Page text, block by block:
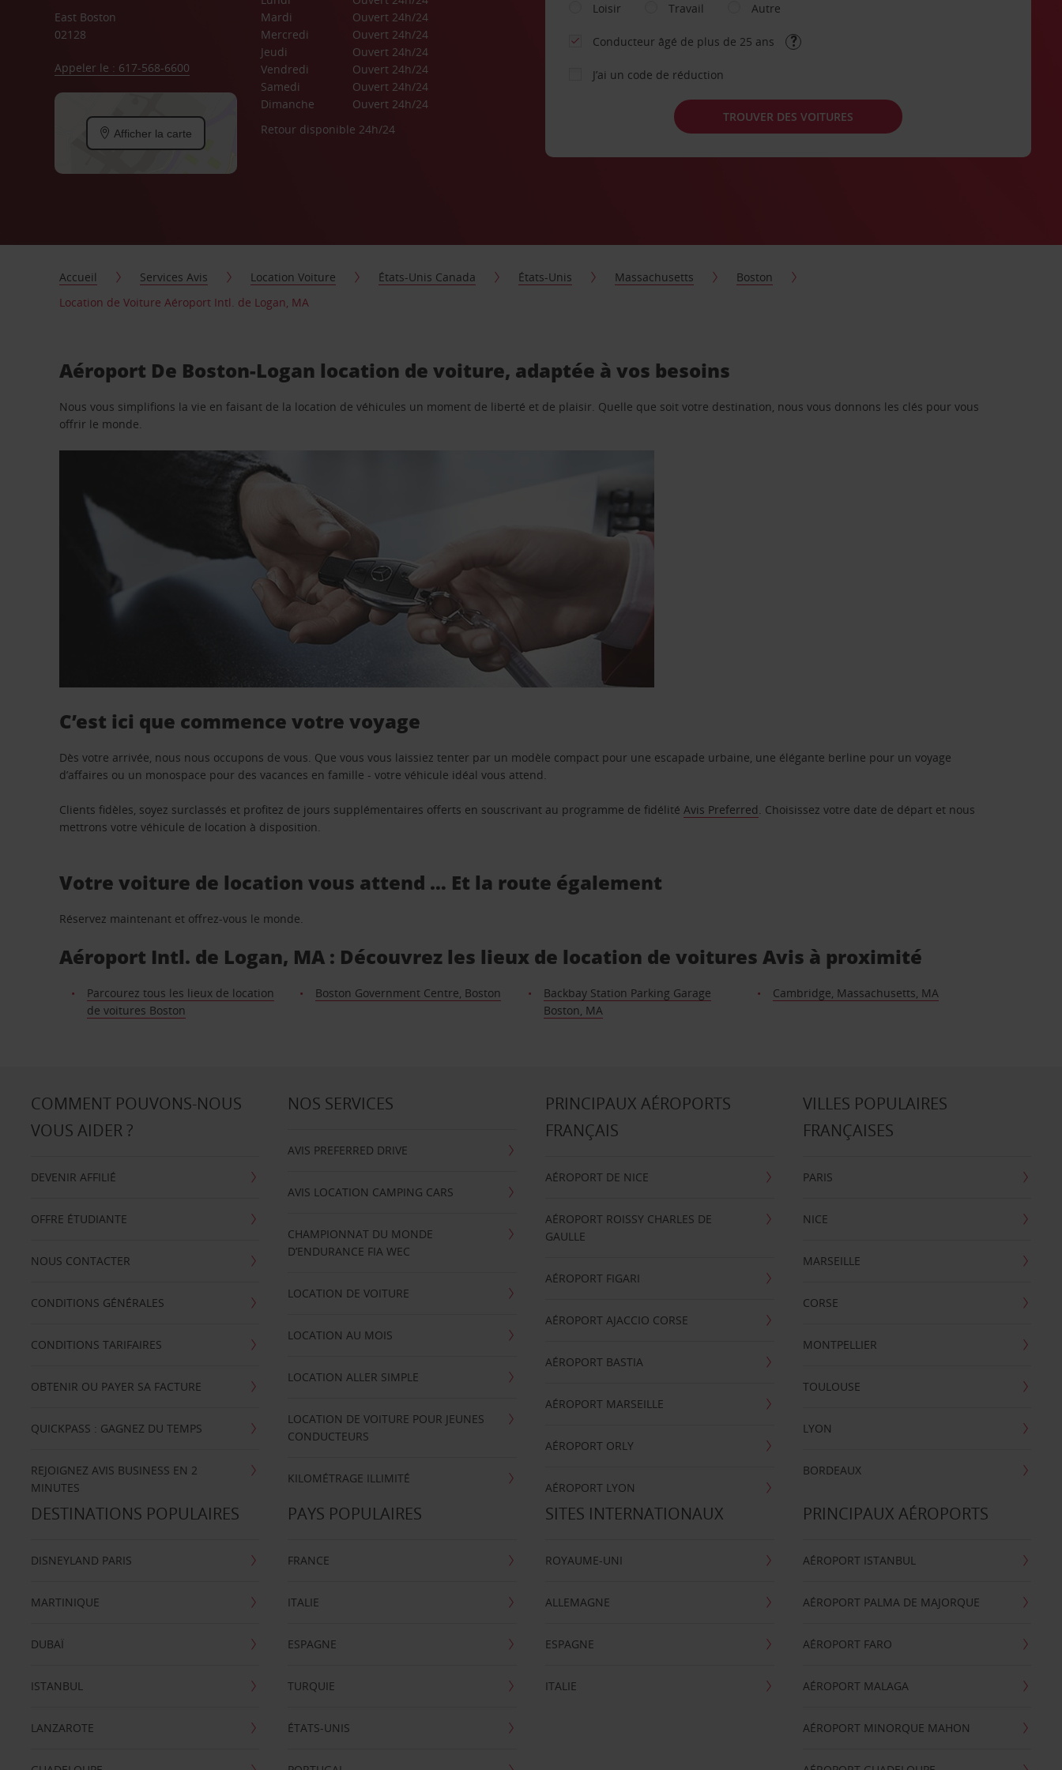
East Boston
02128
Appeler le : 617-568-6600
Afficher la carte
Mardi
Ouvert 24h/24
Mercredi
Ouvert 24h/24
Jeudi
Ouvert 24h/24
Vendredi
Ouvert 24h/24
Samedi
Ouvert 24h/24
Dimanche
Ouvert 24h/24
Retour disponible 24h/24
Loisir
Travail Autre
Conducteur âgé de plus de 25 ans
J’ai un code de réduction
TROUVER DES VOITURES
Accueil Services Avis Location Voiture États-Unis Canada États-Unis Massachusetts
Boston
Location de Voiture Aéroport Intl. de Logan, MA
Aéroport De Boston-Logan location de voiture, adaptée à vos besoins
Nous vous simplifions la vie en faisant de la location de véhicules un moment de liberté et de plaisir. Quelle que soit votre destination, nous vous donnons les clés pour vous
offrir le monde.
C’est ici que commence votre voyage
Dès votre arrivée, nous nous occupons de vous. Que vous vous laissiez tenter par un modèle compact pour une escapade urbaine, une élégante berline pour un voyage
d’affaires ou un monospace pour des vacances en famille - votre véhicule idéal vous attend.
Clients fidèles, soyez surclassés et profitez de jours supplémentaires offerts en souscrivant au programme de fidélitéAvis Preferred. Choisissez votre date de départ et nous
mettrons votre véhicule de location à disposition.
Votre voiture de location vous attend … Et la route également
Réservez maintenant et offrez-vous le monde.
Aéroport Intl. de Logan, MA : Découvrez les lieux de location de voitures Avis à proximité
Parcourez tous les lieux de location
de voitures Boston
Boston Government Centre, Boston
Backbay Station Parking Garage
Boston, MA
Cambridge, Massachusetts, MA
COMMENT POUVONS-NOUS
VOUS AIDER ?
DEVENIR AFFILIÉ
OFFRE ÉTUDIANTE
NOUS CONTACTER
CONDITIONS GÉNÉRALES
CONDITIONS TARIFAIRES
OBTENIR OU PAYER SA FACTURE
QUICKPASS : GAGNEZ DU TEMPS
REJOIGNEZ AVIS BUSINESS EN 2
MINUTES
NOS SERVICES
AVIS PREFERRED DRIVE
AVIS LOCATION CAMPING CARS
CHAMPIONNAT DU MONDE
D’ENDURANCE FIA WEC
LOCATION DE VOITURE
LOCATION AU MOIS
LOCATION ALLER SIMPLE
LOCATION DE VOITURE POUR JEUNES
CONDUCTEURS
KILOMÉTRAGE ILLIMITÉ
PRINCIPAUX AÉROPORTS
FRANÇAIS
AÉROPORT DE NICE
AÉROPORT ROISSY CHARLES DE
GAULLE
AÉROPORT FIGARI
AÉROPORT AJACCIO CORSE
AÉROPORT BASTIA
AÉROPORT MARSEILLE
AÉROPORT ORLY
AÉROPORT LYON
VILLES POPULAIRES
FRANÇAISES
PARIS
NICE
MARSEILLE
CORSE
MONTPELLIER
TOULOUSE
LYON
BORDEAUX
DESTINATIONS POPULAIRES
DISNEYLAND PARIS
MARTINIQUE
DUBAÏ
ISTANBUL
LANZAROTE
PAYS POPULAIRES
FRANCE
ITALIE
ESPAGNE
TURQUIE
ÉTATS-UNIS
SITES INTERNATIONAUX
ROYAUME-UNI
ALLEMAGNE
ESPAGNE
ITALIE
PRINCIPAUX AÉROPORTS
AÉROPORT ISTANBUL
AÉROPORT PALMA DE MAJORQUE
AÉROPORT FARO
AÉROPORT MALAGA
AÉROPORT MINORQUE MAHON